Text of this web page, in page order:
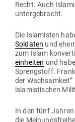
Recht. Auch
untergebracht.
Die Isla­misten
Sol­daten und
zum Islam
ein­heiten und
Spreng­stoff.
der Wach­samkeit”
isla­mis­ti­schen
In den fünf
die